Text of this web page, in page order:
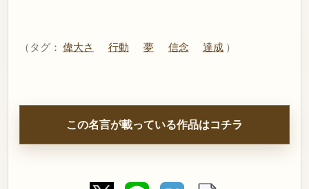
（タグ： 偉大さ 行動 夢 信念 達成 ）
この名言が載っている作品はコチラ